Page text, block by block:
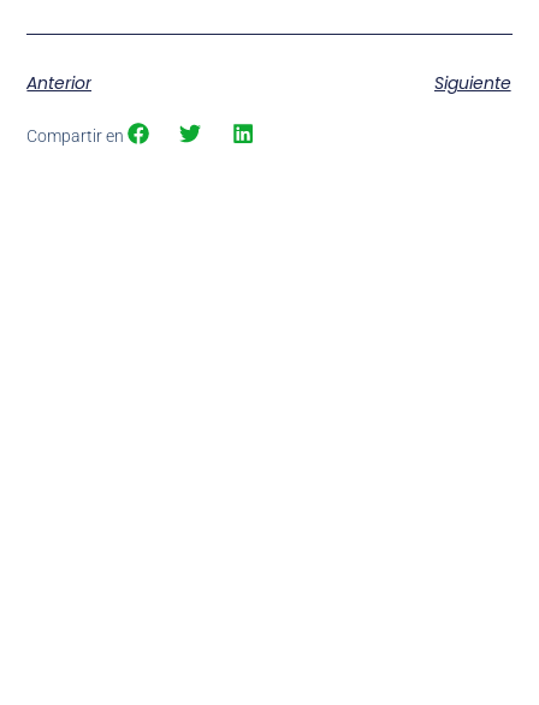
Anterior Siguiente
Compartir en